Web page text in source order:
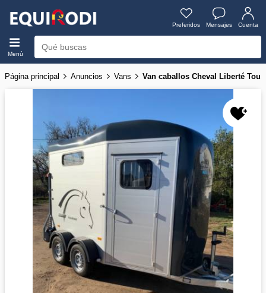
Preferidos Mensajes Cuenta
Menú
Página principal Anuncios Vans Van caballos Cheval Liberté